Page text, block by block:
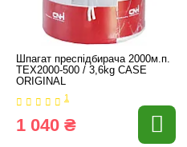
Шпагат преспідбирача 2000м.п.
ТЕХ2000-500 / 3,6kg CASE
ORIGINAL
1
1 040 ₴